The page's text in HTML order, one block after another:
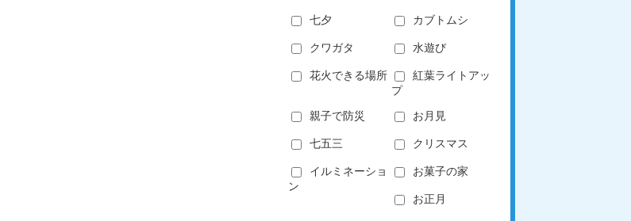
七夕 カブトムシ
クワガタ 水遊び
花火できる場所
紅葉ライトアッ
プ
親子で防災 お月見
七五三 クリスマス
イルミネーショ
ン
お菓子の家
お正月